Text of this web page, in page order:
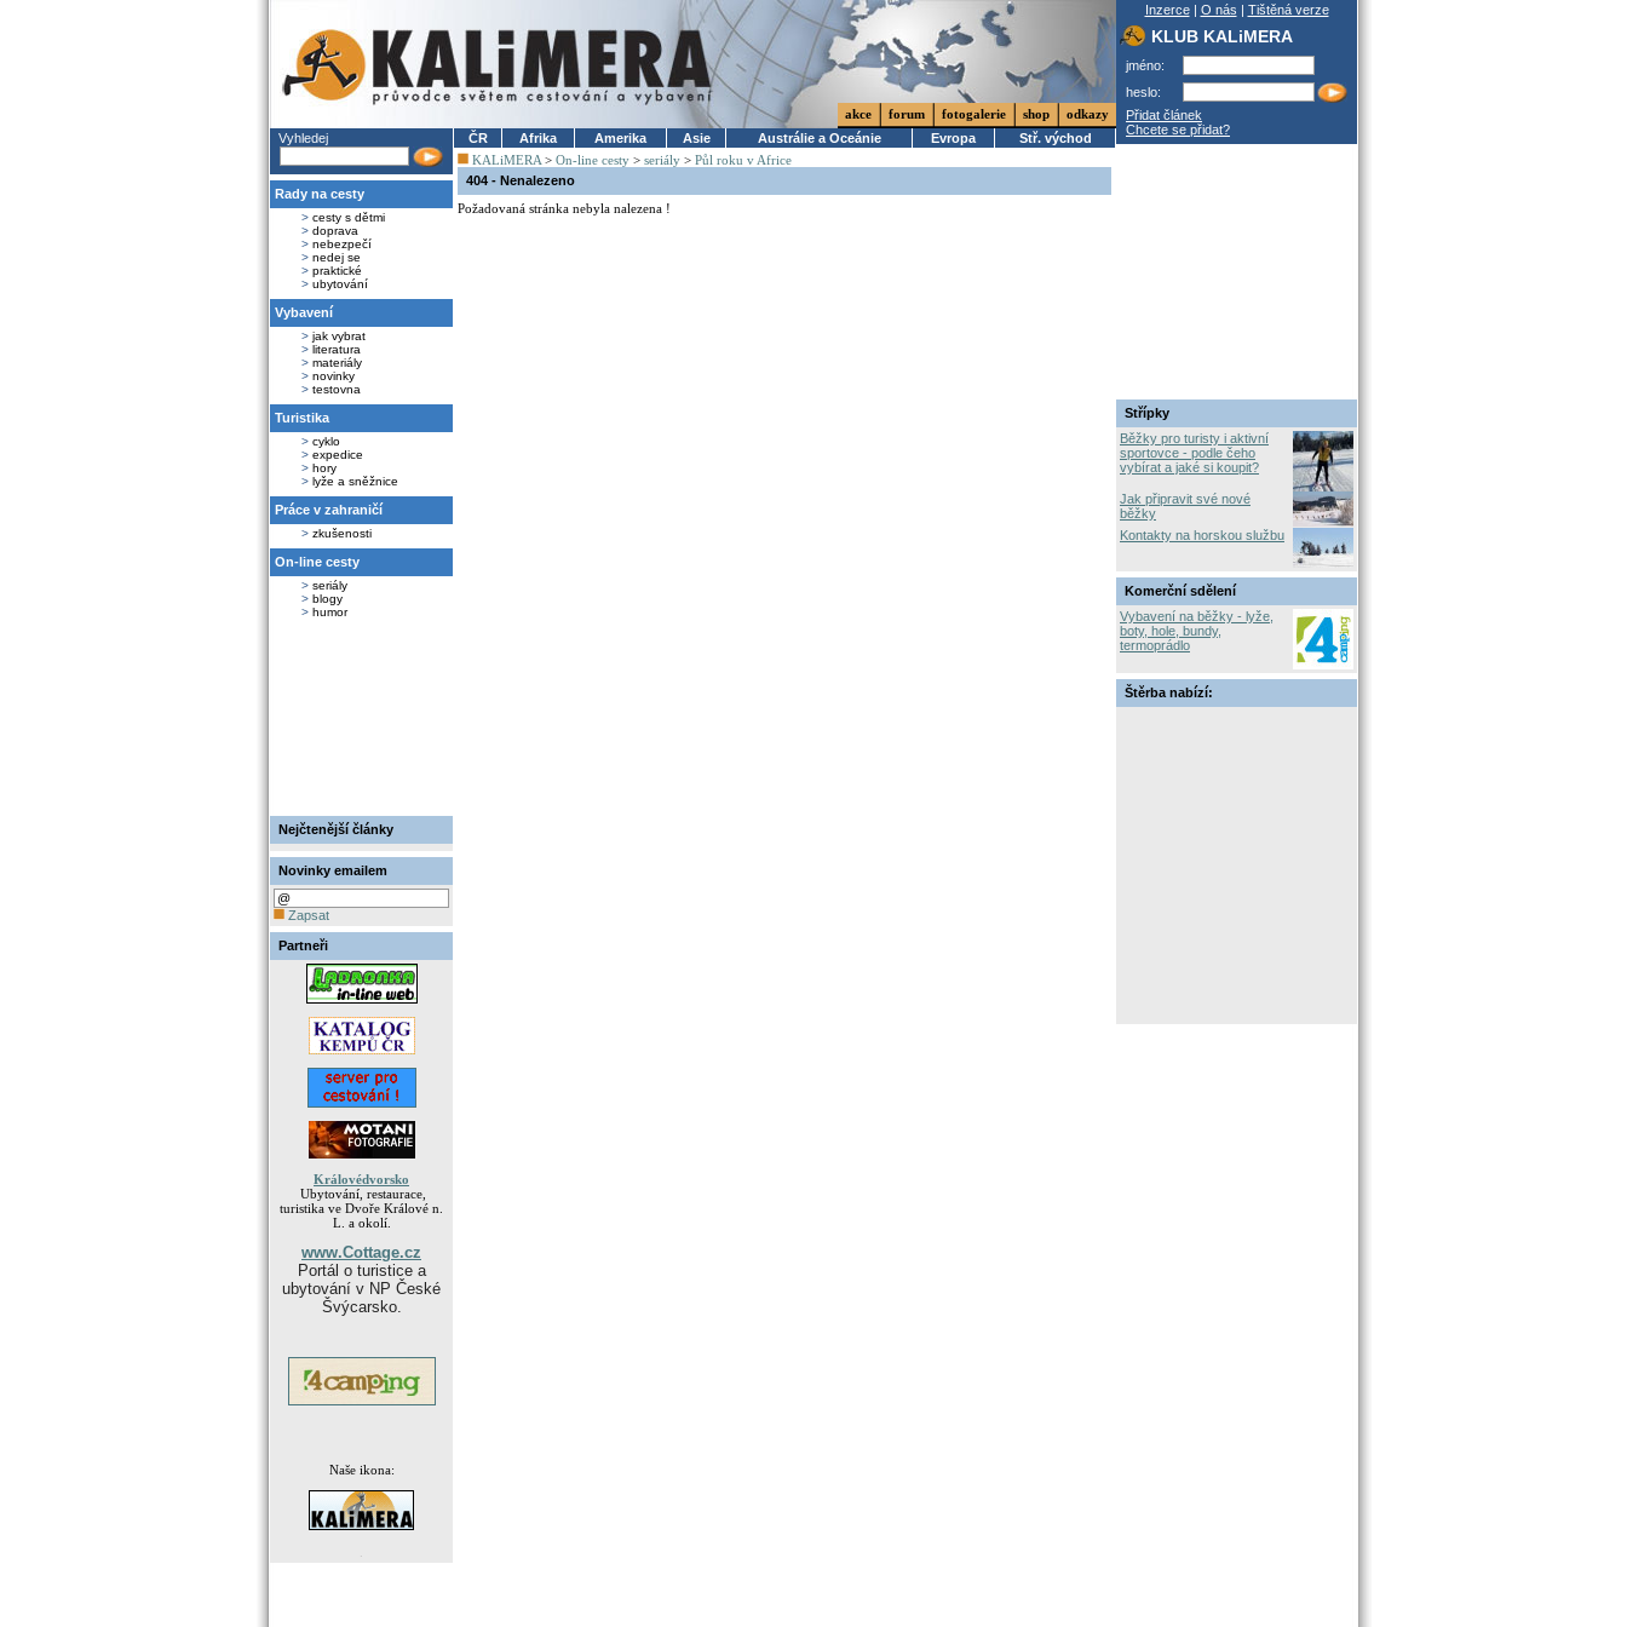
Vyhledej
Rady na cesty
> cesty s dětmi
> doprava
> nebezpečí
> nedej se
> praktické
> ubytování
Vybavení
> jak vybrat
> literatura
> materiály
> novinky
> testovna
Turistika
> cyklo
> expedice
> hory
> lyže a sněžnice
Práce v zahraničí
> zkušenosti
On-line cesty
> seriály
> blogy
> humor
Nejčtenější články
Novinky emailem
Zapsat
Partneři
Královédvorsko
Ubytování, restaurace,
turistika ve Dvoře Králové n.
L. a okolí.
www.Cottage.cz
Portál o turistice a
ubytování v NP České
Švýcarsko.
Naše ikona:
akce forum fotogalerie shop
odkazy
ČR
Afrika Amerika Asie Austrálie a Oceánie Evropa
Stř. východ
KALiMERA > On-line cesty > seriály > Půl roku v Africe
404 - Nenalezeno
Požadovaná stránka nebyla nalezena !
Inzerce| O nás | Tištěná verze
KLUB KALiMERA
jméno:
heslo:
Přidat článek
Chcete se přidat?
Střípky
Běžky pro turisty i aktivní
sportovce - podle čeho
vybírat a jaké si koupit?
Jak připravit své nové
běžky
Kontakty na horskou službu
Komerční sdělení
Vybavení na běžky - lyže,
boty, hole, bundy,
termoprádlo
Štěrba nabízí: